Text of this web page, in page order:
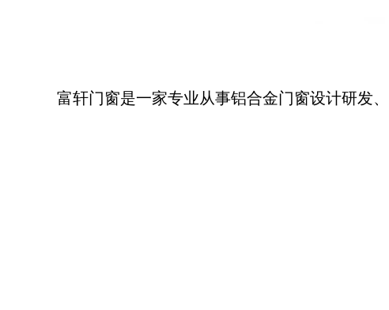
富轩门窗是一家专业从事铝合金门窗设计研发